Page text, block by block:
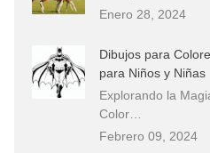
El mundo del arte en
Enero 28, 2024
Dibujos para
para Niños y Niñas
Explorando la
Color…
Febrero 09, 2024